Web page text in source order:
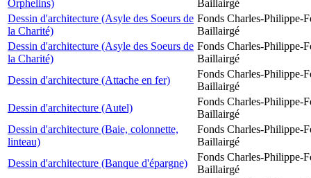
Orphelins)
Baillairgé
Dessin d'architecture (Asyle des Soeurs de
la Charité)
Fonds Charles-Philippe-
Baillairgé
Dessin d'architecture (Asyle des Soeurs de
la Charité)
Fonds Charles-Philippe-
Baillairgé
Dessin d'architecture (Attache en fer)
Fonds Charles-Philippe-
Baillairgé
Dessin d'architecture (Autel)
Fonds Charles-Philippe-
Baillairgé
Dessin d'architecture (Baie, colonnette,
linteau)
Fonds Charles-Philippe-
Baillairgé
Dessin d'architecture (Banque d'épargne)
Fonds Charles-Philippe-
Baillairgé